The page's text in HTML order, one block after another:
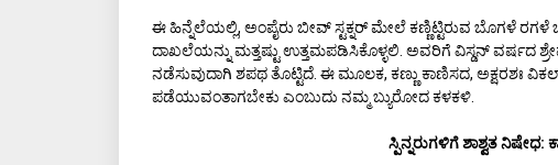
ಈ ಹಿನ್ನೆಲೆಯಲ್ಲಿ, ಅಂಪೈರು ಬೀವ್ ಸ್ಟಕ್ನರ್ ಮೇಲೆ ಕಣ್ಣಿಟ್ಟಿರುವ ಬೊಗಳೆ
ದಾಖಲೆಯನ್ನು ಮತ್ತಷ್ಟು ಉತ್ತಮಪಡಿಸಿಕೊಳ್ಳಲಿ. ಅವರಿಗೆ ವಿಸ್ಡನ್ ವರ್ಷದ
ನಡೆಸುವುದಾಗಿ ಶಪಥ ತೊಟ್ಟಿದೆ. ಈ ಮೂಲಕ, ಕಣ್ಣು ಕಾಣಿಸದ, ಅಕ್ಷರಶಃ
ಪಡೆಯುವಂತಾಗಬೇಕು ಎಂಬುದು ನಮ್ಮ ಬ್ಯುರೋದ ಕಳಕಳಿ.
ಸ್ಪಿನ್ನರುಗಳಿಗೆ ಶಾಶ್ವತ